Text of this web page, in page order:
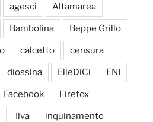
agesci Altamarea
Bambolina Beppe Grillo
calcetto censura
diossina ElleDiCi ENI
Facebook Firefox
Ilva inquinamento